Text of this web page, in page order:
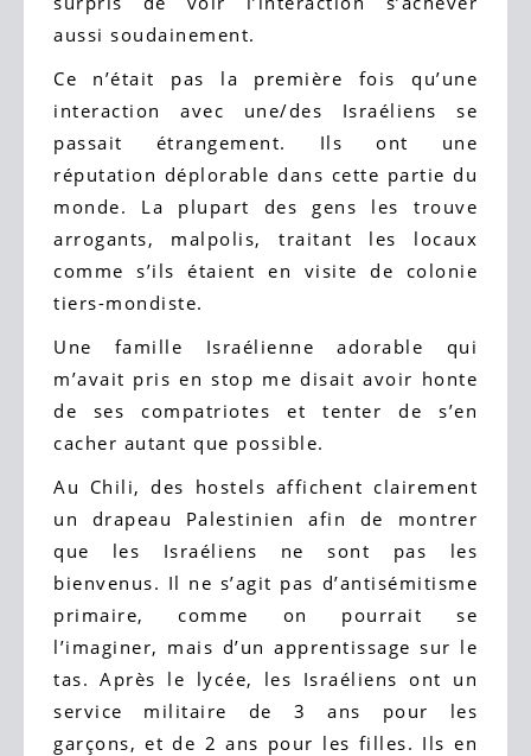
aussi soudainement.
Ce n’était pas la première fois qu’une
interaction avec une/des Israéliens se
passait étrangement. Ils ont une
réputation déplorable dans cette partie du
monde. La plupart des gens les trouve
arrogants, malpolis, traitant les locaux
comme s’ils étaient en visite de colonie
tiers-mondiste.
Une famille Israélienne adorable qui
m’avait pris en stop me disait avoir honte
de ses compatriotes et tenter de s’en
cacher autant que possible.
Au Chili, des hostels affichent clairement
un drapeau Palestinien afin de montrer
que les Israéliens ne sont pas les
bienvenus. Il ne s’agit pas d’antisémitisme
primaire, comme on pourrait se
l’imaginer, mais d’un apprentissage sur le
tas. Après le lycée, les Israéliens ont un
service militaire de 3 ans pour les
garçons, et de 2 ans pour les filles. Ils en